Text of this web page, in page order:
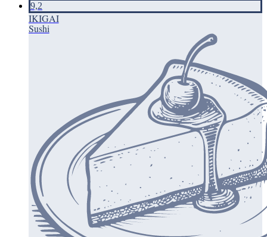
9,2
IKIGAI
Sushi